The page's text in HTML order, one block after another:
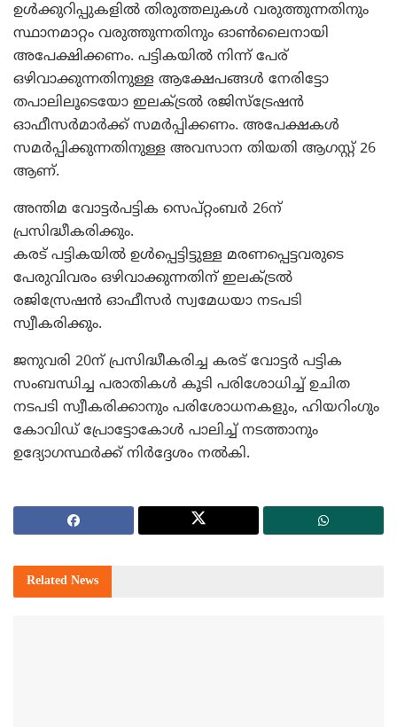
ഉള്‍ക്കുറിപ്പുകളില്‍ തിരുത്തലുകള്‍ വരുത്തുന്നതിനും
സ്ഥാനമാറ്റം വരുത്തുന്നതിനും ഓണ്‍ലൈനായി
അപേക്ഷിക്കണം. പട്ടികയില്‍ നിന്ന് പേര്
ഒഴിവാക്കുന്നതിനുള്ള ആക്ഷേപങ്ങള്‍ നേരിട്ടോ
തപാലിലൂടെയോ ഇലക്ട്രല്‍ രജിസ്ട്രേഷന്‍
ഓഫീസര്‍മാര്‍ക്ക് സമര്‍പ്പിക്കണം. അപേക്ഷകള്‍
സമര്‍പ്പിക്കുന്നതിനുള്ള അവസാന തിയതി ആഗസ്റ്റ് 26
ആണ്.
അന്തിമ വോട്ടര്‍പട്ടിക സെപ്റ്റംബര്‍ 26ന്
പ്രസിദ്ധീകരിക്കും.
കരട് പട്ടികയില്‍ ഉള്‍പ്പെട്ടിട്ടുള്ള മരണപ്പെട്ടവരുടെ
പേരുവിവരം ഒഴിവാക്കുന്നതിന് ഇലക്ട്രല്‍
രജിസ്രേഷന്‍ ഓഫീസര്‍ സ്വമേധയാ നടപടി
സ്വീകരിക്കും.
ജനുവരി 20ന് പ്രസിദ്ധീകരിച്ച കരട് വോട്ടര്‍ പട്ടിക
സംബന്ധിച്ച പരാതികള്‍ കൂടി പരിശോധിച്ച് ഉചിത
നടപടി സ്വീകരിക്കാനും പരിശോധനകളും, ഹിയറിംഗും
കോവിഡ് പ്രോട്ടോകോള്‍ പാലിച്ച് നടത്താനും
ഉദ്യോഗസ്ഥര്‍ക്ക് നിര്‍ദ്ദേശം നല്‍കി.
Related News